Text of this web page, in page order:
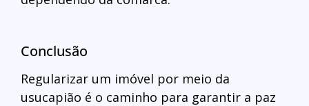
Conclusão
Regularizar um imóvel por meio da
usucapião é o caminho para garantir a paz